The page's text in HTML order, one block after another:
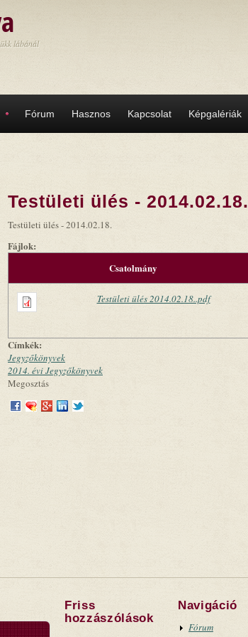
lábánál
Fórum Hasznos Kapcsolat Képgalériák
Testületi ülés - 2014.02.18.
Testületi ülés - 2014.02.18.
Fájlok:
Csatolmány
Testületi ülés 2014.02.18..pdf
Címkék:
Jegyzőkönyvek
2014. évi Jegyzőkönyvek
Megosztás
Friss
hozzászólások
Navigáció
Fórum